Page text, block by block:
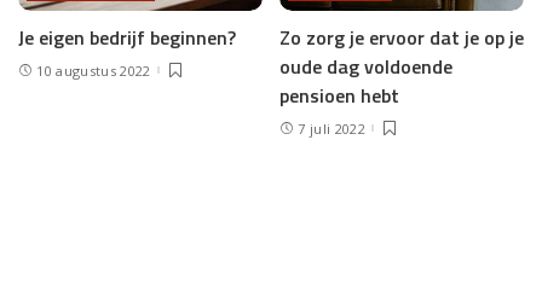
Je eigen bedrijf beginnen?
10 augustus 2022
Zo zorg je ervoor dat je op je
oude dag voldoende
pensioen hebt
7 juli 2022